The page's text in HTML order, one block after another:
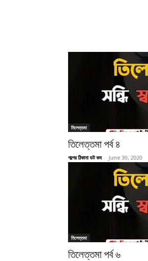
তিলেত্তমা
তিলেত্তমা পর্ব ৪
গল্পের ঠিকানা ডট কম - June 30, 2020
তিলেত্তমা
তিলেত্তমা পর্ব ৬